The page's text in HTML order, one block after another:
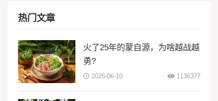
热门文章
火了25年的蒙自源，为啥越战越
勇?
2025-06-10 1136377